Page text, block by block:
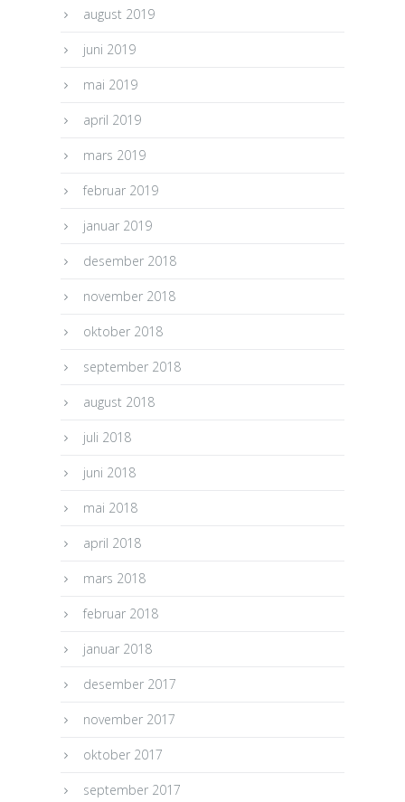
august 2019
juni 2019
mai 2019
april 2019
mars 2019
februar 2019
januar 2019
desember 2018
november 2018
oktober 2018
september 2018
august 2018
juli 2018
juni 2018
mai 2018
april 2018
mars 2018
februar 2018
januar 2018
desember 2017
november 2017
oktober 2017
september 2017